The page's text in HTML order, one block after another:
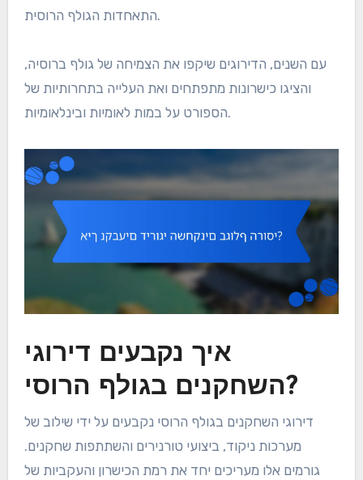
התאחדות הגולף הרוסית.
עם השנים, הדירוגים שיקפו את הצמיחה של גולף ברוסיה,
והציגו כישרונות מתפתחים ואת העלייה בתחרותיות של
הספורט על במות לאומיות ובינלאומיות.
איך נקבעים דירוגי
השחקנים בגולף הרוסי?
דירוגי השחקנים בגולף הרוסי נקבעים על ידי שילוב של
מערכות ניקוד, ביצועי טורנירים והשתתפות שחקנים.
גורמים אלו מעריכים יחד את רמת הכישרון והעקביות של